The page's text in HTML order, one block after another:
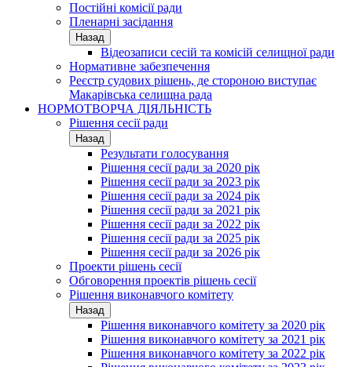
Постійні комісії ради
Пленарні засідання
Назад
Відеозаписи сесій та комісій селищної ради
Нормативне забезпечення
Реєстр судових рішень, де стороною виступає
Макарівська селищна рада
НОРМОТВОРЧА ДІЯЛЬНІСТЬ
Рішення сесії ради
Назад
Результати голосування
Рішення сесії ради за 2020 рік
Рішення сесії ради за 2023 рік
Рішення сесії ради за 2024 рік
Рішення сесії ради за 2021 рік
Рішення сесії ради за 2022 рік
Рішення сесії ради за 2025 рік
Рішення сесії ради за 2026 рік
Проекти рішень сесії
Обговорення проектів рішень сесії
Рішення виконавчого комітету
Назад
Рішення виконавчого комітету за 2020 рік
Рішення виконавчого комітету за 2021 рік
Рішення виконавчого комітету за 2022 рік